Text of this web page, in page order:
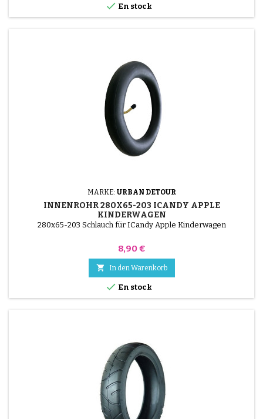
 En stock
MARKE: URBAN DETOUR
INNENROHR 280X65-203 ICANDY APPLE
KINDERWAGEN
280x65-203 Schlauch für ICandy Apple Kinderwagen
Preis
8,90 €
 In den Warenkorb
 En stock